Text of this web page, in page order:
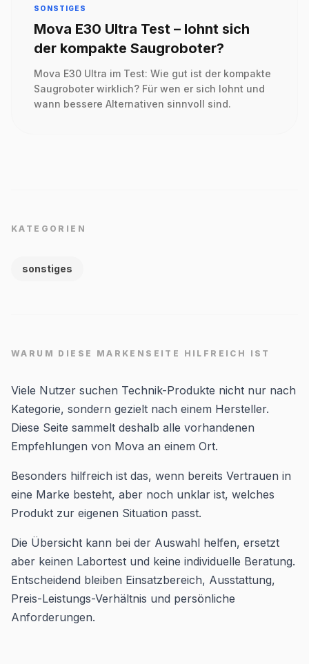
SONSTIGES
Mova E30 Ultra Test – lohnt sich
der kompakte Saugroboter?
Mova E30 Ultra im Test: Wie gut ist der kompakte
Saugroboter wirklich? Für wen er sich lohnt und
wann bessere Alternativen sinnvoll sind.
KATEGORIEN
sonstiges
WARUM DIESE MARKENSEITE HILFREICH IST
Viele Nutzer suchen Technik-Produkte nicht nur nach
Kategorie, sondern gezielt nach einem Hersteller.
Diese Seite sammelt deshalb alle vorhandenen
Empfehlungen von Mova an einem Ort.
Besonders hilfreich ist das, wenn bereits Vertrauen in
eine Marke besteht, aber noch unklar ist, welches
Produkt zur eigenen Situation passt.
Die Übersicht kann bei der Auswahl helfen, ersetzt
aber keinen Labortest und keine individuelle Beratung.
Entscheidend bleiben Einsatzbereich, Ausstattung,
Preis-Leistungs-Verhältnis und persönliche
Anforderungen.